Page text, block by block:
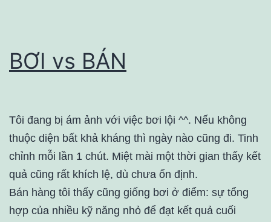
BƠI vs BÁN
Tôi đang bị ám ảnh với việc bơi lội ^^. Nếu không
thuộc diện bất khả kháng thì ngày nào cũng đi. Tinh
chỉnh mỗi lần 1 chút. Miệt mài một thời gian thấy kết
quả cũng rất khích lệ, dù chưa ổn định.
Bán hàng tôi thấy cũng giống bơi ở điểm: sự tổng
hợp của nhiều kỹ năng nhỏ để đạt kết quả cuối